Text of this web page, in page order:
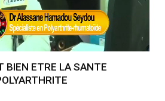
BIEN ETRE LA SANTE